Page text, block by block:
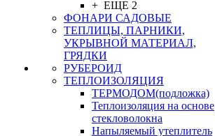
+ ЕЩЕ 2
ФОНАРИ САДОВЫЕ
ТЕПЛИЦЫ, ПАРНИКИ,
УКРЫВНОЙ МАТЕРИАЛ,
ГРЯДКИ
РУБЕРОИД
ТЕПЛОИЗОЛЯЦИЯ
ТЕРМОДОМ(подложка)
Теплоизоляция на основе
стекловолокна
Напыляемый утеплитель